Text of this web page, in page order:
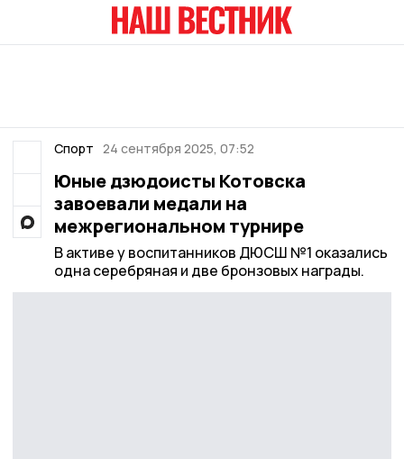
Спорт 24 сентября 2025, 07:52
Юные дзюдоисты Котовска
завоевали медали на
межрегиональном турнире
В активе у воспитанников ДЮСШ №1 оказались
одна серебряная и две бронзовых награды.